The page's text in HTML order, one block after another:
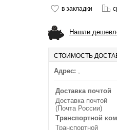
в закладки
Нашли
СТОИМОСТЬ
Адрес: ,
Доставка почтой
Доставка почтой
(Почта России)
Транспортной
Транспортной